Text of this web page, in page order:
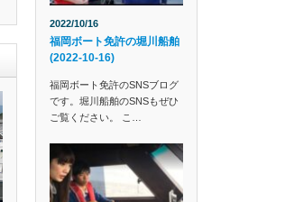
2022/10/16
福岡ボート免許の堀川船舶
(2022-10-16)
福岡ボート免許のSNSブログ
です。堀川船舶のSNSもぜひ
ご覧ください。 こ…